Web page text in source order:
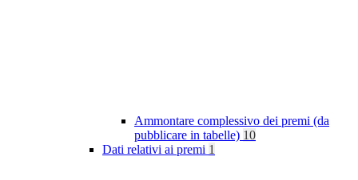
Ammontare complessivo dei premi (da
pubblicare in tabelle) 10
Dati relativi ai premi 1